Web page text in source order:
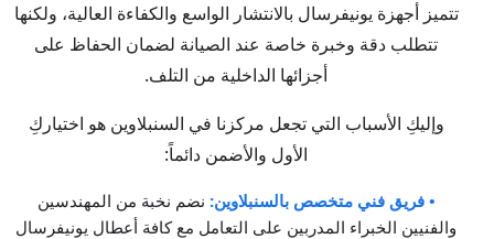
تتميز أجهزة يونيفرسال بالانتشار الواسع والكفاءة العالية، ولكنها
تتطلب دقة وخبرة خاصة عند الصيانة لضمان الحفاظ على
أجزائها الداخلية من التلف.
وإليكِ الأسباب التي تجعل مركزنا في السنبلاوين هو اختياركِ
الأول والأضمن دائماً:
• فريق فني متخصص بالسنبلاوين: نضم نخبة من المهندسين
والفنيين الخبراء المدربين على التعامل مع كافة أعطال يونيفرسال